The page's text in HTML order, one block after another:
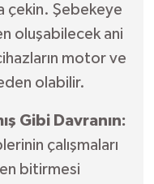
çekin. Şebekeye
oluşabilecek ani
motor ve
olabilir.
Gibi Davranın:
çalışmaları
bitirmesi